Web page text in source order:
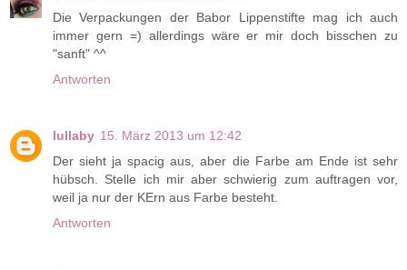
Die Verpackungen der Babor Lippenstifte mag ich auch
immer gern =) allerdings wäre er mir doch bisschen zu
"sanft" ^^
Antworten
lullaby 15. März 2013 um 12:42
Der sieht ja spacig aus, aber die Farbe am Ende ist sehr
hübsch. Stelle ich mir aber schwierig zum auftragen vor,
weil ja nur der KErn aus Farbe besteht.
Antworten